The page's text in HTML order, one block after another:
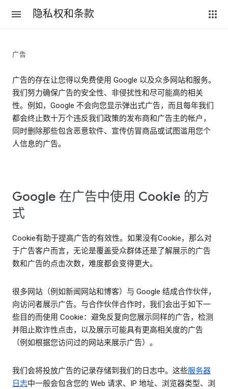
隐私权和条款
广告
广告的存在让您得以免费使用 Google 以及众多网站和服务。
我们努力确保广告的安全性、非侵扰性和尽可能高的相关
性。例如，Google 不会向您显示弹出式广告，而且每年我们
都会终止数十万个违反我们政策的发布商和广告主的帐户，
同时删除那些包含恶意软件、宣传仿冒商品或试图滥用您个
人信息的广告。
Google 在广告中使用 Cookie 的方
式
Cookie有助于提高广告的有效性。如果没有Cookie，那么对
于广告客户而言，无论是覆盖受众群体还是了解展示的广告
数和广告的点击次数，难度都会变得更大。
很多网站（例如新闻网站和博客）与 Google 结成合作伙伴，
向访问者展示广告。与合作伙伴合作时，我们会出于如下一
些目的而使用 Cookie：避免反复向您展示同样的广告，检测
并阻止欺诈性点击，以及展示可能具有更高相关度的广告
（例如根据您访问过的网站来展示广告）。
我们会将投放广告的记录存储到我们的日志中。这些服务器
日志中一般会包含您的 Web 请求、IP 地址、浏览器类型、浏